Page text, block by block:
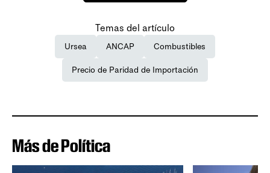
Temas del artículo
Ursea ANCAP Combustibles
Precio de Paridad de Importación
Más de Política